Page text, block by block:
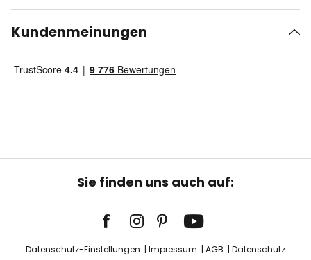
Kundenmeinungen
Sie finden uns auch auf:
Datenschutz-Einstellungen Impressum AGB Datenschutz